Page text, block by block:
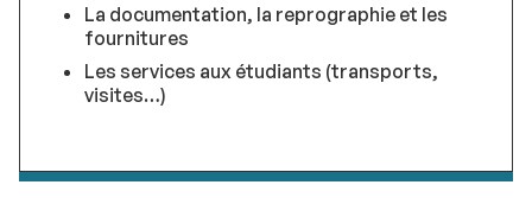
La documentation, la reprographie et les
fournitures
Les services aux étudiants (transports,
visites…)